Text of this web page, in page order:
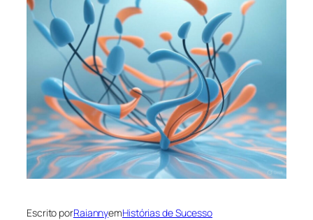
Escrito porRaiannyemHistórias de Sucesso